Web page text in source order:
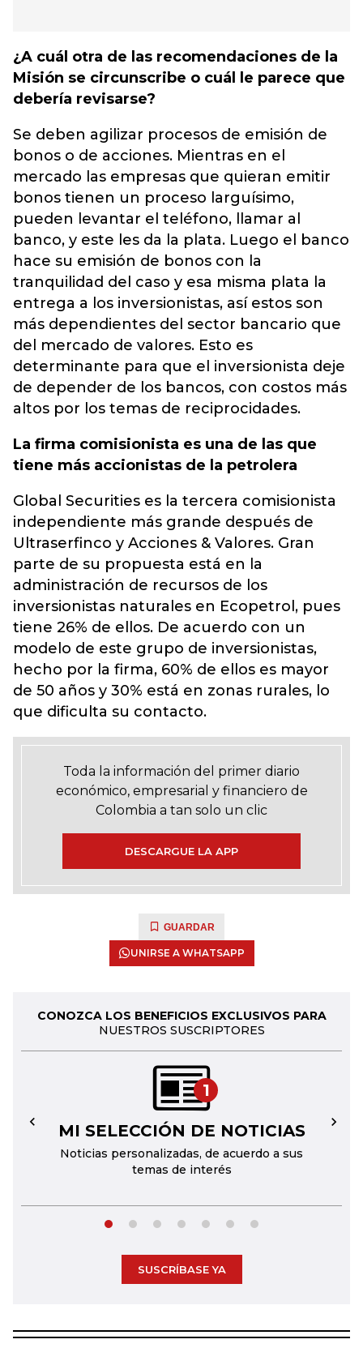
¿A cuál otra de las recomendaciones de la
Misión se circunscribe o cuál le parece que
debería revisarse?
Se deben agilizar procesos de emisión de
bonos o de acciones. Mientras en el
mercado las empresas que quieran emitir
bonos tienen un proceso larguísimo,
pueden levantar el teléfono, llamar al
banco, y este les da la plata. Luego el banco
hace su emisión de bonos con la
tranquilidad del caso y esa misma plata la
entrega a los inversionistas, así estos son
más dependientes del sector bancario que
del mercado de valores. Esto es
determinante para que el inversionista deje
de depender de los bancos, con costos más
altos por los temas de reciprocidades.
La firma comisionista es una de las que
tiene más accionistas de la petrolera
Global Securities es la tercera comisionista
independiente más grande después de
Ultraserfinco y Acciones & Valores. Gran
parte de su propuesta está en la
administración de recursos de los
inversionistas naturales en Ecopetrol, pues
tiene 26% de ellos. De acuerdo con un
modelo de este grupo de inversionistas,
hecho por la firma, 60% de ellos es mayor
de 50 años y 30% está en zonas rurales, lo
que dificulta su contacto.
Toda la información del primer diario
económico, empresarial y financiero de
Colombia a tan solo un clic
DESCARGUE LA APP
GUARDAR
UNIRSE A WHATSAPP
CONOZCA LOS BENEFICIOS EXCLUSIVOS PARA
NUESTROS SUSCRIPTORES
1
MI SELECCIÓN DE NOTICIAS
Noticias personalizadas, de acuerdo a sus
temas de interés
← →
SUSCRÍBASE YA